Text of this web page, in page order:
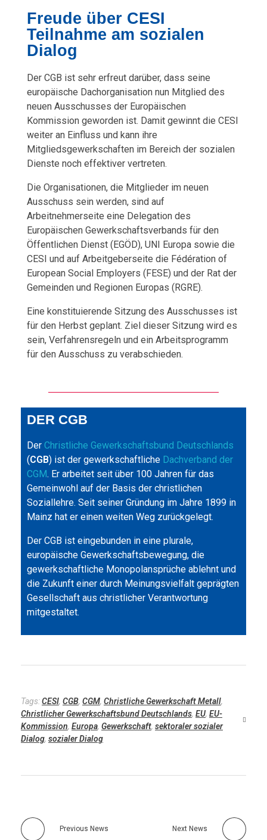
Freude über CESI
Teilnahme am sozialen
Dialog
Der CGB ist sehr erfreut darüber, dass seine
europäische Dachorganisation nun Mitglied des
neuen Ausschusses der Europäischen
Kommission geworden ist. Damit gewinnt die CESI
weiter an Einfluss und kann ihre
Mitgliedsgewerkschaften im Bereich der sozialen
Dienste noch effektiver vertreten.
Die Organisationen, die Mitglieder im neuen
Ausschuss sein werden, sind auf
Arbeitnehmerseite eine Delegation des
Europäischen Gewerkschaftsverbands für den
Öffentlichen Dienst (EGÖD), UNI Europa sowie die
CESI und auf Arbeitgeberseite die Fédération of
European Social Employers (FESE) und der Rat der
Gemeinden und Regionen Europas (RGRE).
Eine konstituierende Sitzung des Ausschusses ist
für den Herbst geplant. Ziel dieser Sitzung wird es
sein, Verfahrensregeln und ein Arbeitsprogramm
für den Ausschuss zu verabschieden.
DER CGB
Der Christliche Gewerkschaftsbund Deutschlands
(CGB) ist der gewerkschaftliche Dachverband der
CGM. Er arbeitet seit über 100 Jahren für das
Gemeinwohl auf der Basis der christlichen
Soziallehre. Seit seiner Gründung im Jahre 1899 in
Mainz hat er einen weiten Weg zurückgelegt.
Der CGB ist eingebunden in eine plurale,
europäische Gewerkschaftsbewegung, die
gewerkschaftliche Monopolansprüche ablehnt und
die Zukunft einer durch Meinungsvielfalt geprägten
Gesellschaft aus christlicher Verantwortung
mitgestaltet.
Tags:CESI, CGB, CGM, Christliche Gewerkschaft Metall,
Christlicher Gewerkschaftsbund Deutschlands, EU, EU-
Kommission, Europa, Gewerkschaft, sektoraler sozialer
Dialog, sozialer Dialog
Previous News Next News